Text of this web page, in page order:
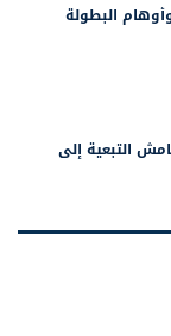
البطولة
التبعية إلى